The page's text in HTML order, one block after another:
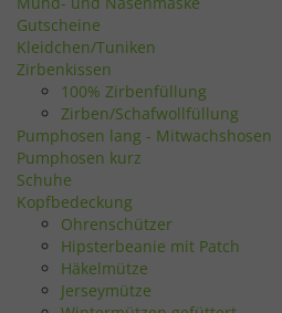
Gutscheine
Kleidchen/Tuniken
Zirbenkissen
100% Zirbenfüllung
Zirben/Schafwollfüllung
Pumphosen lang - Mitwachshosen
Pumphosen kurz
Schuhe
Kopfbedeckung
Ohrenschützer
Hipsterbeanie mit Patch
Häkelmütze
Jerseymütze